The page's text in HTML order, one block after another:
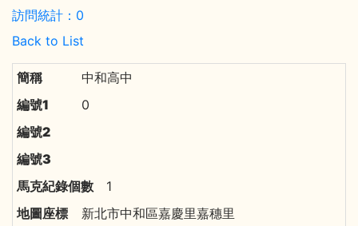
訪問統計：0
Back to List
中和高中
0
1
新北市中和區嘉慶里嘉穗里